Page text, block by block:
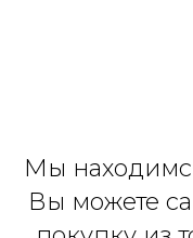
Мы
Вы можете